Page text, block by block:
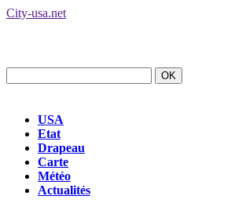
City-usa.net
USA
Etat
Drapeau
Carte
Météo
Actualités